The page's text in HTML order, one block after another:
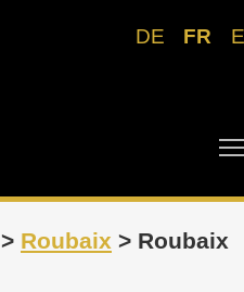
DE FR
> Roubaix > Roubaix